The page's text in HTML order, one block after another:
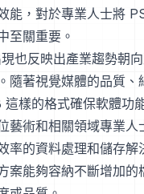
能，對於專業人士將
至關重要。
也反映出產業趨勢朝
隨著視覺媒體的品質、
樣的格式確保軟體功
藝術和相關領域專業人
率的資料處理和儲存解
案能夠容納不斷增加的